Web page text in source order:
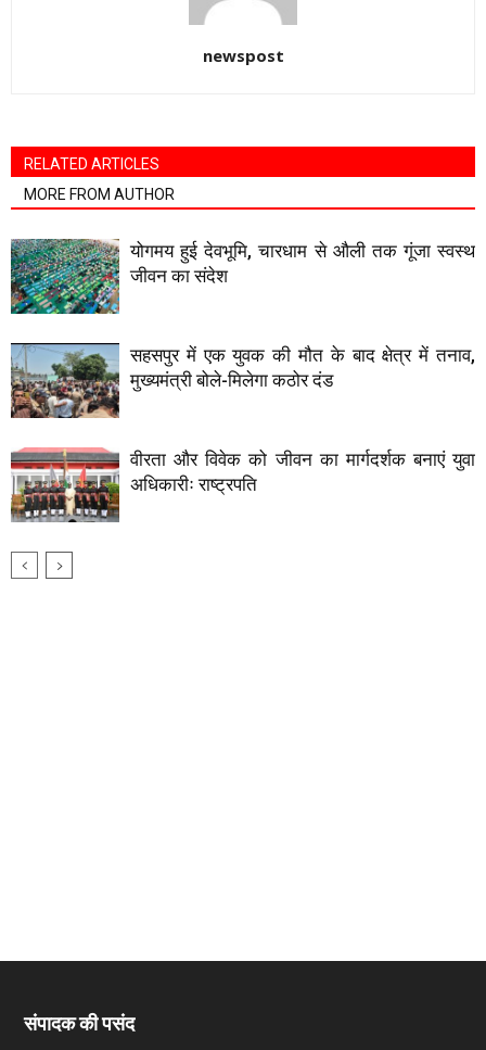
newspost
RELATED ARTICLES
MORE FROM AUTHOR
योगमय हुई देवभूमि, चारधाम से औली तक गूंजा स्वस्थ
जीवन का संदेश
सहसपुर में एक युवक की मौत के बाद क्षेत्र में तनाव,
मुख्यमंत्री बोले-मिलेगा कठोर दंड
वीरता और विवेक को जीवन का मार्गदर्शक बनाएं युवा
अधिकारीः राष्ट्रपति
संपादक की पसंद